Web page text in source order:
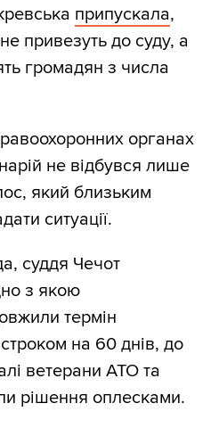
припускала,
привезуть до суду, а
громадян з числа
органах
не відбувся лише
який близьким
ситуації.
суддя Чечот
з якою
термін
на 60 днів, до
ветерани АТО та
рішення оплесками.